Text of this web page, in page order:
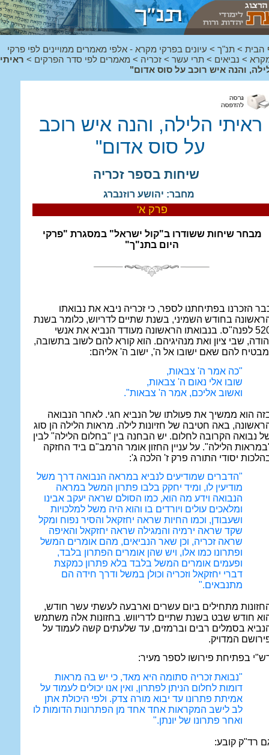
הבית > תנ"ך > עיונים בפרקי מקרא - אלפי מאמרים ממויינים לפי פרקי
> נביאים > תרי עשר > זכריה > מאמרים לפי סדר הפרקים > ראיתי
והנה איש רוכב על סוס אדום"
ראיתי הלילה, והנה איש רוכב
על סוס אדום"
שיחות בספר זכריה
מחבר: יהושע רוזנברג
פרק א'
מבחר שיחות ששודרו ב"קול ישראל" במסגרת "פרקי
היום בתנ"ך"
הזכרנו בפתיחתנו לספר, כי זכריה ניבא את נבואתו
בחודש השמיני, בשנת שתיים לדריוש, כלומר בשנת
520 לפנה"ס. בנבואתו הראשונה מעודד הנביא את אנשי
שבי ציון ואת מנהיגיהם. הוא קורא להם לשוב בתשובה,
להם שאם ישובו אל ה', ישוב ה' אליהם:
"כה אמר ה' צבאות,
שובו אלי נאום ה' צבאות,
ואשוב אליכם, אמר ה' צבאות".
הוא ממשיך את פעולתו של הנביא חגי. לאחר הנבואה
באה חטיבה של חזיונות לילה. מראות הלילה הן סוג
נבואה הקרובה לחלום. יש הבחנה בין "בחלום הלילה" לבין
הלילה". על עניין החזון אומר הרמב"ם ביד החזקה
יסודי התורה פרק ז' הלכה ג':
"הדברים שמודיעים לנביא במראה הנבואה דרך משל
מודיעין לו, ומיד יחקק בלבו פתרון המשל במראה
הנבואה וידע מה הוא, כמו הסולם שראה יעקב אבינו
ומלאכים עולים ויורדים בו והוא היה משל למלכויות
ושעבודן, וכמו החיות שראה יחזקאל והסיר נפוח ומקל
שקד שראה ירמיה והמגילה שראה יחזקאל והאיפה
שראה זכריה, וכן שאר הנביאים, מהם אומרים המשל
ופתרונו כמו אלו, ויש שהן אומרים הפתרון בלבד,
ופעמים אומרים המשל בלבד בלא פתרון כמקצת
דברי יחזקאל וזכריה וכולן במשל ודרך חידה הם
מתנבאים."
מתחילים ביום עשרים וארבעה לעשתי עשר חודש,
חודש שבט בשנת שתיים לדריווש. בחזונות אלה משתמש
בסמלים רבים וברמזים, עד שלעתים קשה לעמוד על
המדויק.
בפתיחת פירושו לספר מעיר:
"נבואת זכריה סתומה היא מאד, כי יש בה מראות
דומות לחלום הניתן לפתרון, ואין אנו יכולים לעמוד על
אמיתת פתרונו עד יבוא מורה צדק. ולפי היכולת אתן
לב לישב המקראות אחד אחד מן הפתרונות הדומות לו
ואחר פתרונו של יונתן."
רד"ק קובע: